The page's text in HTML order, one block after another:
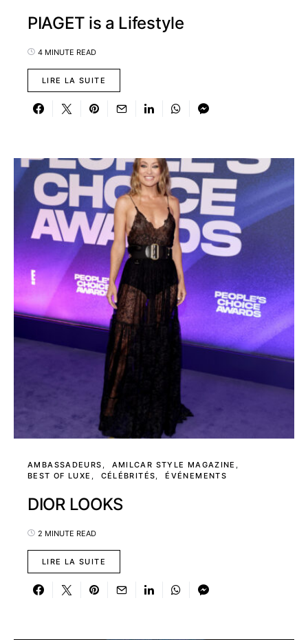
PIAGET is a Lifestyle
4 MINUTE READ
LIRE LA SUITE
AMBASSADEURS
AMILCAR STYLE MAGAZINE
BEST OF LUXE
CÉLÉBRITÉS ÉVÉNEMENTS
DIOR LOOKS
2 MINUTE READ
LIRE LA SUITE